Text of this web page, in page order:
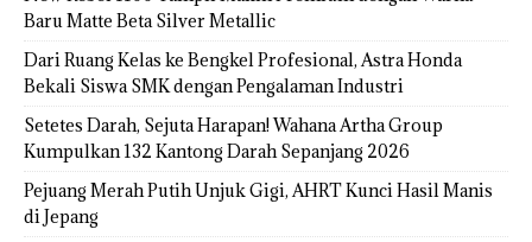
Baru Matte Beta Silver Metallic
Dari Ruang Kelas ke Bengkel Profesional, Astra Honda
Bekali Siswa SMK dengan Pengalaman Industri
Setetes Darah, Sejuta Harapan! Wahana Artha Group
Kumpulkan 132 Kantong Darah Sepanjang 2026
Pejuang Merah Putih Unjuk Gigi, AHRT Kunci Hasil Manis
di Jepang